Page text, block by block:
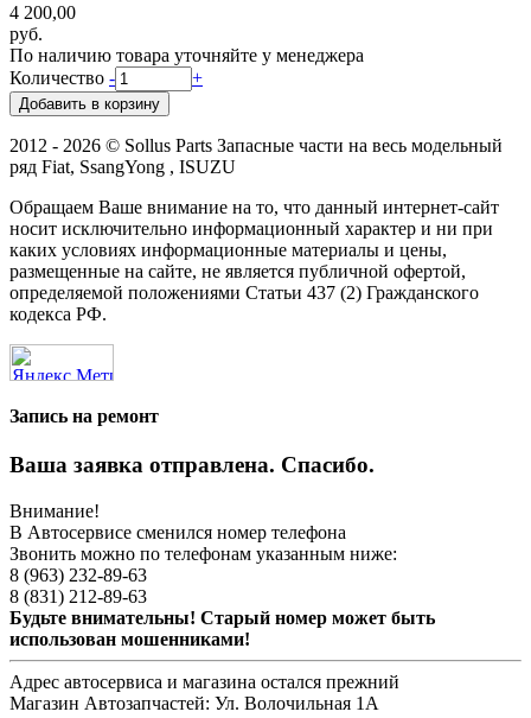
4 200,00
руб.
По наличию товара уточняйте у менеджера
Количество - +
2012 - 2026 © Sollus Parts Запасные части на весь модельный
ряд Fiat, SsangYong , ISUZU
Обращаем Ваше внимание на то, что данный интернет-сайт
носит исключительно информационный характер и ни при
каких условиях информационные материалы и цены,
размещенные на сайте, не является публичной офертой,
определяемой положениями Статьи 437 (2) Гражданского
кодекса РФ.
Запись на ремонт
Ваша заявка отправлена. Спасибо.
Внимание!
В Автосервисе сменился номер телефона
Звонить можно по телефонам указанным ниже:
8 (963) 232-89-63
8 (831) 212-89-63
Будьте внимательны! Старый номер может быть
использован мошенниками!
Адрес автосервиса и магазина остался прежний
Магазин Автозапчастей: Ул. Волочильная 1А